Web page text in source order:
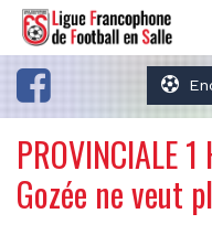
PROVINCIALE
Gozée ne veut